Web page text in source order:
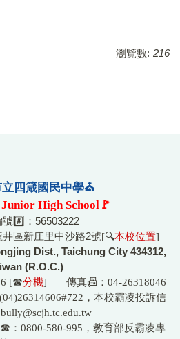
瀏覽數: 216
四箴國民中學⛪
Junior High School🚩
#️⃣：56503222
區新庄里中沙路2號[🔍本校位置]
Dist., Taichung City 434312,
(R.O.C.)
[☎分機] 傳真📠：04-26318046
(04)26314606#722，本校霸凌投訴信
☎ ：0800-580-995，教育部反霸凌專